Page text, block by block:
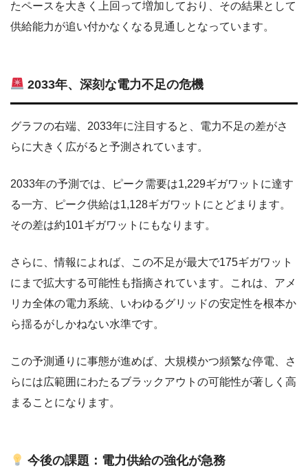
たペースを大きく上回って増加しており、その結果として
供給能力が追い付かなくなる見通しとなっています。
2033年、深刻な電力不足の危機
グラフの右端、2033年に注目すると、電力不足の差がさ
らに大きく広がると予測されています。
2033年の予測では、ピーク需要は1,229ギガワットに達す
る一方、ピーク供給は1,128ギガワットにとどまります。
その差は約101ギガワットにもなります。
さらに、情報によれば、この不足が最大で175ギガワット
にまで拡大する可能性も指摘されています。これは、アメ
リカ全体の電力系統、いわゆるグリッドの安定性を根本か
ら揺るがしかねない水準です。
この予測通りに事態が進めば、大規模かつ頻繁な停電、さ
らには広範囲にわたるブラックアウトの可能性が著しく高
まることになります。
今後の課題：電力供給の強化が急務